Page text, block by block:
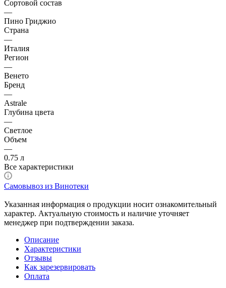
Сортовой состав
—
Пино Гриджио
Страна
—
Италия
Регион
—
Венето
Бренд
—
Astrale
Глубина цвета
—
Светлое
Объем
—
0.75 л
Все характеристики
Самовывоз из Винотеки
Указанная информация о продукции носит ознакомительный
характер. Актуальную стоимость и наличие уточняет
менеджер при подтверждении заказа.
Описание
Характеристики
Отзывы
Как зарезервировать
Оплата